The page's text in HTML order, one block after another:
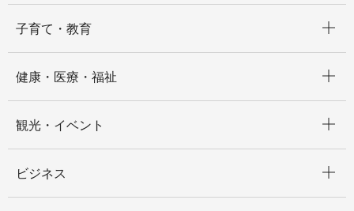
子育て・教育
健康・医療・福祉
観光・イベント
ビジネス